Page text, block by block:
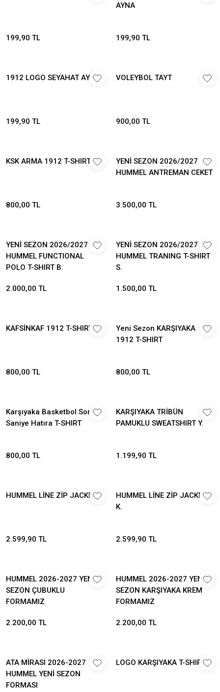
199,90 TL
AYNA
199,90 TL
1912 LOGO SEYAHAT AYNA
199,90 TL
VOLEYBOL TAYT
900,00 TL
KSK ARMA 1912 T-SHIRT
800,00 TL
YENİ SEZON 2026/2027
HUMMEL ANTREMAN CEKET
3.500,00 TL
YENİ SEZON 2026/2027
HUMMEL FUNCTIONAL
POLO T-SHIRT B.
2.000,00 TL
YENİ SEZON 2026/2027
HUMMEL TRANING T-SHIRT
S.
1.500,00 TL
KAFSİNKAF 1912 T-SHIRT S.
800,00 TL
Yeni Sezon KARŞIYAKA
1912 T-SHIRT
800,00 TL
Karşıyaka Basketbol Son
Saniye Hatıra T-SHIRT
800,00 TL
KARŞIYAKA TRİBÜN
PAMUKLU SWEATSHIRT Y.
1.199,90 TL
HUMMEL LİNE ZİP JACKET Y.
2.599,90 TL
HUMMEL LİNE ZİP JACKET
K.
2.599,90 TL
HUMMEL 2026-2027 YENİ
SEZON ÇUBUKLU
FORMAMIZ
2.200,00 TL
HUMMEL 2026-2027 YENİ
SEZON KARŞIYAKA KREM
FORMAMIZ
2.200,00 TL
ATA MİRASI 2026-2027
HUMMEL YENİ SEZON
FORMASI
LOGO KARŞIYAKA T-SHIRT